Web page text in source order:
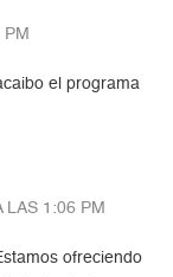
PM
el programa
LAS 1:06 PM
ofreciendo